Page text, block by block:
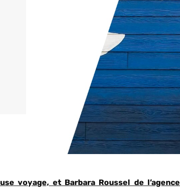
voyage, et Barbara Roussel de l’agence